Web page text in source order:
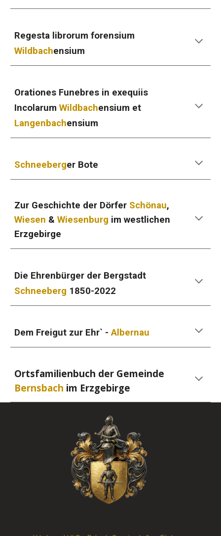
Regesta librorum forensium
Wildbachensium
Orationes Funebres in exequiis
IncolarumWildbachensium et
Langenbachensium
Schneeberger Bote
Zur Geschichte der Dörfer Schönau,
Wiesen &Wiesenburg im westlichen
Erzgebirge
Die Ehrenbürger der Bergstadt
Schneeberg 1850-2022
Dem Freigut zur Ehr` -Albernau
Ortsfamilienbuch der Gemeinde
Bernsbach im Erzgebirge